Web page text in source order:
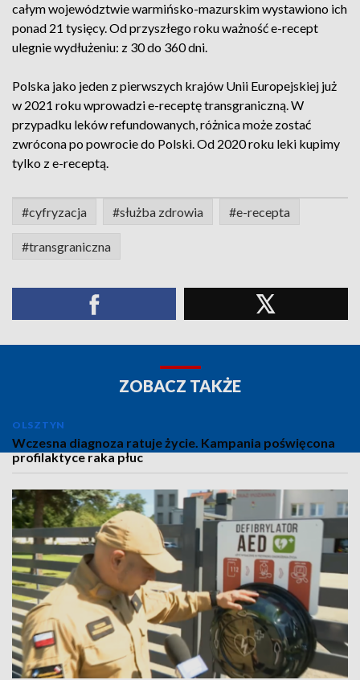
całym województwie warmińsko-mazurskim wystawiono ich
ponad 21 tysięcy. Od przyszłego roku ważność e-recept
ulegnie wydłużeniu: z 30 do 360 dni.
Polska jako jeden z pierwszych krajów Unii Europejskiej już
w 2021 roku wprowadzi e-receptę transgraniczną. W
przypadku leków refundowanych, różnica może zostać
zwrócona po powrocie do Polski. Od 2020 roku leki kupimy
tylko z e-receptą.
#cyfryzacja #służba zdrowia #e-recepta
#transgraniczna
ZOBACZ TAKŻE
OLSZTYN
Wczesna diagnoza ratuje życie. Kampania poświęcona
profilaktyce raka płuc